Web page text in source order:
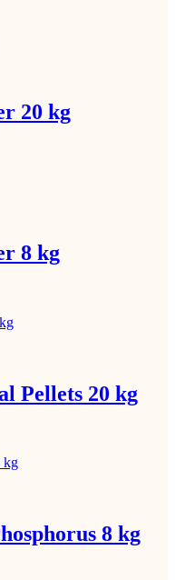
20 kg
8 kg
Pellets 20 kg
8 kg